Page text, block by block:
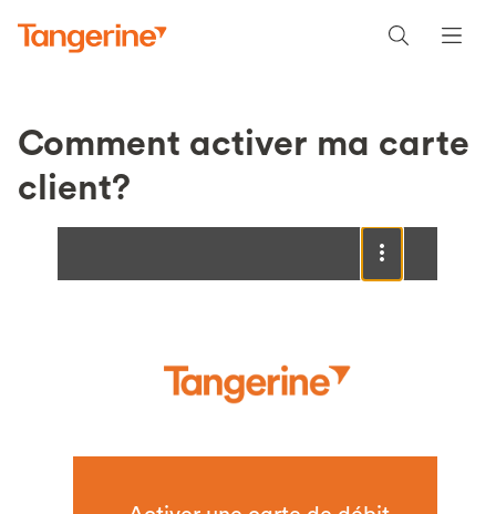
Comment activer ma carte
client?